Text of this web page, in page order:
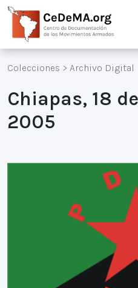
Colecciones > Archivo Digital
Chiapas, 18
2005